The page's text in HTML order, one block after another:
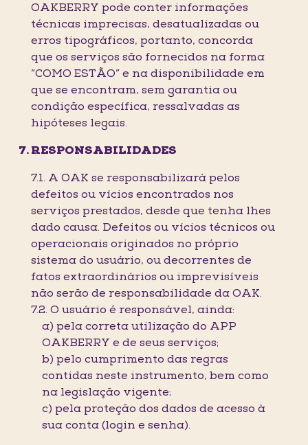
OAKBERRY pode conter informações
técnicas imprecisas, desatualizadas ou
erros tipográficos, portanto, concorda
que os serviços são fornecidos na forma
“COMO ESTÃO” e na disponibilidade em
que se encontram, sem garantia ou
condição específica, ressalvadas as
hipóteses legais.
RESPONSABILIDADES
7.1. A OAK se responsabilizará pelos
defeitos ou vícios encontrados nos
serviços prestados, desde que tenha lhes
dado causa. Defeitos ou vícios técnicos ou
operacionais originados no próprio
sistema do usuário, ou decorrentes de
fatos extraordinários ou imprevisíveis
não serão de responsabilidade da OAK.
7.2. O usuário é responsável, ainda:
a) pela correta utilização do APP
OAKBERRY e de seus serviços;
b) pelo cumprimento das regras
contidas neste instrumento, bem como
na legislação vigente;
c) pela proteção dos dados de acesso à
sua conta (login e senha).